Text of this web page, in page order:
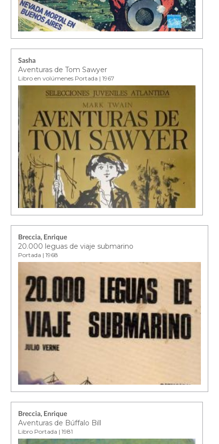
Sasha
Aventuras de Tom Sawyer
Libro en volúmenes Portada | 1967
Breccia, Enrique
20.000 leguas de viaje submarino
Portada | 1968
Breccia, Enrique
Aventuras de Búffalo Bill
Libro Portada | 1981